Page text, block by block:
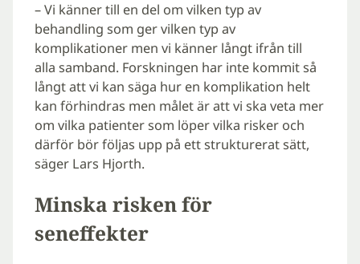
– Vi känner till en del om vilken typ av
behandling som ger vilken typ av
komplikationer men vi känner långt ifrån till
alla samband. Forskningen har inte kommit så
långt att vi kan säga hur en komplikation helt
kan förhindras men målet är att vi ska veta mer
om vilka patienter som löper vilka risker och
därför bör följas upp på ett strukturerat sätt,
säger Lars Hjorth.
Minska risken för
seneffekter